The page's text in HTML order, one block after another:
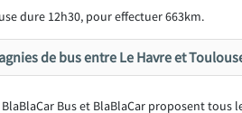
dure 12h30, pour effectuer 663km.
de bus entre Le Havre et
Bus et BlaBlaCar proposent tous